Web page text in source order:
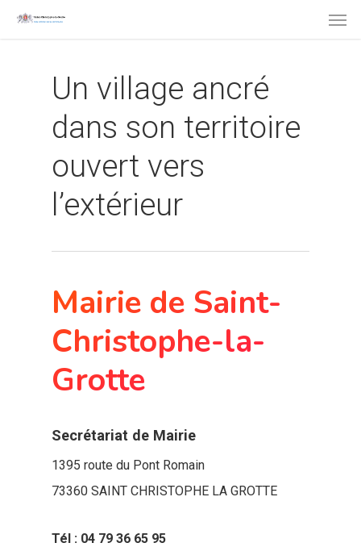
Skip
Un village ancré
dans son territoire
ouvert vers
l’extérieur
Mairie de Saint-
Christophe-la-
Grotte
Secrétariat de Mairie
1395 route du Pont Romain
73360 SAINT CHRISTOPHE LA GROTTE
Tél : 04 79 36 65 95